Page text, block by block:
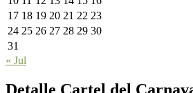
17 18 19 20 21 22 23
24 25 26 27 28 29 30
31
« Jul
Detalle Cartel del